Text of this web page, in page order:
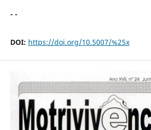
- -
DOI: https://doi.org/10.5007/%25x